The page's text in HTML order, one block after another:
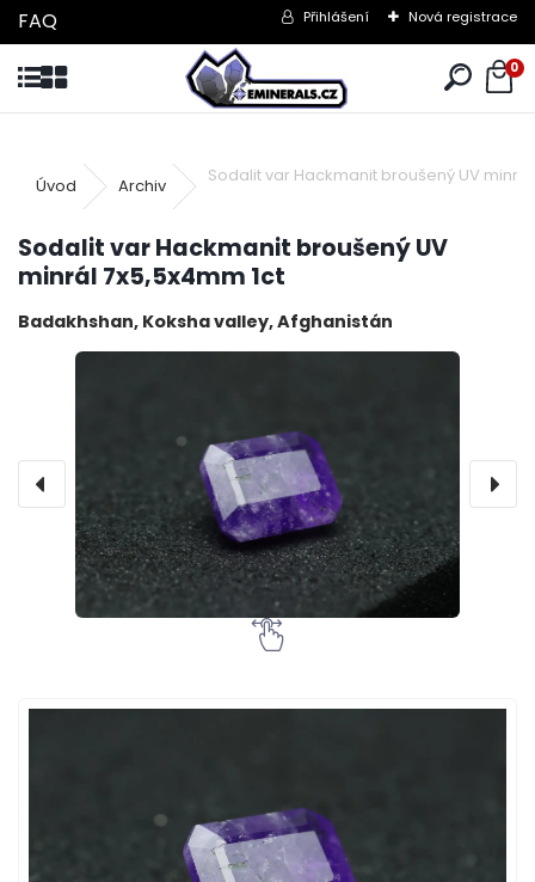
FAQ Přihlášení Nová registrace
0
Úvod Archiv
Sodalit var Hackmanit broušený UV minrál
Sodalit var Hackmanit broušený UV
minrál 7x5,5x4mm 1ct
Badakhshan, Koksha valley, Afghanistán